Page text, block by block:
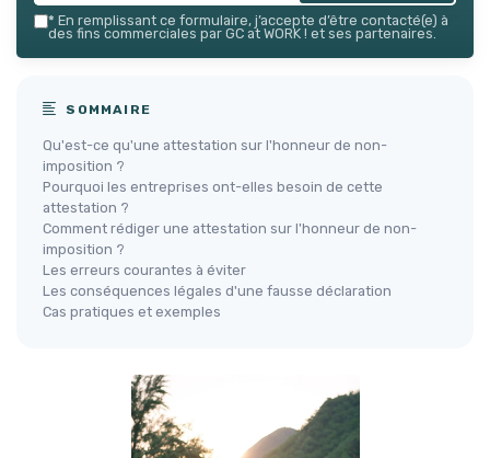
* En remplissant ce formulaire, j’accepte d’être contacté(e) à
des fins commerciales par GC at WORK ! et ses partenaires.
SOMMAIRE
Qu'est-ce qu'une attestation sur l'honneur de non-
imposition ?
Pourquoi les entreprises ont-elles besoin de cette
attestation ?
Comment rédiger une attestation sur l'honneur de non-
imposition ?
Les erreurs courantes à éviter
Les conséquences légales d'une fausse déclaration
Cas pratiques et exemples